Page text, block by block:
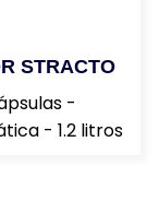
STRACTO
-
- 1.2 litros